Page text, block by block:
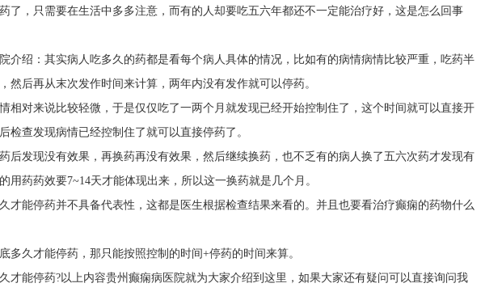
了，只需要在生活中多多注意，而有的人却要吃五六年都还不一定能治疗好，这是怎么回事
介绍：其实病人吃多久的药都是看每个病人具体的情况，比如有的病情病情比较严重，吃药半
然后再从末次发作时间来计算，两年内没有发作就可以停药。
相对来说比较轻微，于是仅仅吃了一两个月就发现已经开始控制住了，这个时间就可以直接开
检查发现病情已经控制住了就可以直接停药了。
后发现没有效果，再换药再没有效果，然后继续换药，也不乏有的病人换了五六次药才发现有
用药药效要7~14天才能体现出来，所以这一换药就是几个月。
才能停药并不具备代表性，这都是医生根据检查结果来看的。并且也要看治疗癫痫的药物什么
多久才能停药，那只能按照控制的时间+停药的时间来算。
才能停药?以上内容贵州癫痫病医院就为大家介绍到这里，如果大家还有疑问可以直接询问我